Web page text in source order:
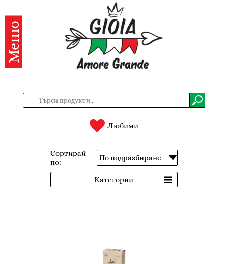
Категории
Продукти
нас
Регистрация
Меню
Любими
Сортирай
по:
Категории